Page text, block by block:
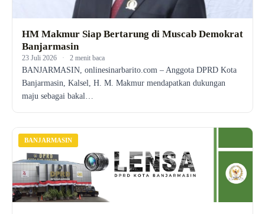
HM Makmur Siap Bertarung di Muscab Demokrat
Banjarmasin
23 Juli 2026 · 2 menit baca
BANJARMASIN, onlinesinarbarito.com – Anggota DPRD Kota
Banjarmasin, Kalsel, H. M. Makmur mendapatkan dukungan
maju sebagai bakal…
BANJARMASIN